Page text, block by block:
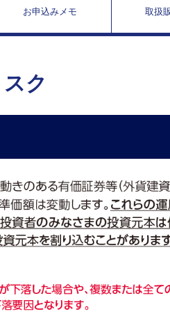
お申込みメモ 取扱
スク